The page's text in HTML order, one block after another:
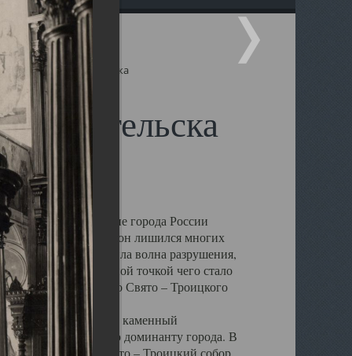
собор Архангельска
другие губернские города России
результате которых он лишился многих
ударила волна разрушения,
–х годов. Отправной точкой чего стало
кафедрального Свято – Троицкого
величественный каменный
градостроительную доминанту города. В
до разрушения Свято – Троицкий собор